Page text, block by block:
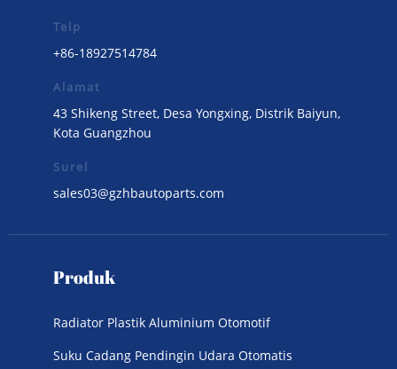
Telp
+86-18927514784
Alamat
43 Shikeng Street, Desa Yongxing, Distrik Baiyun,
Kota Guangzhou
Surel
sales03@gzhbautoparts.com
Produk
Radiator Plastik Aluminium Otomotif
Suku Cadang Pendingin Udara Otomatis